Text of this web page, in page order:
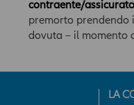
contraente/
premorto prendendo
dovuta – il momento
LA